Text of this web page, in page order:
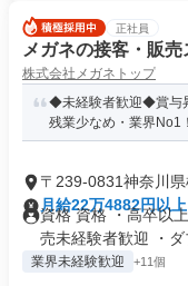
正社員
メガネの接客・販売
株式会社メガネトップ
◆未経験者歓迎◆賞与
残業少なめ・業界No1！
〒239-0831神奈川
月給22万4882円以上
資格 資格 ・高卒以
売未経験者歓迎 ・ダ
業界未経験歓迎 +11個